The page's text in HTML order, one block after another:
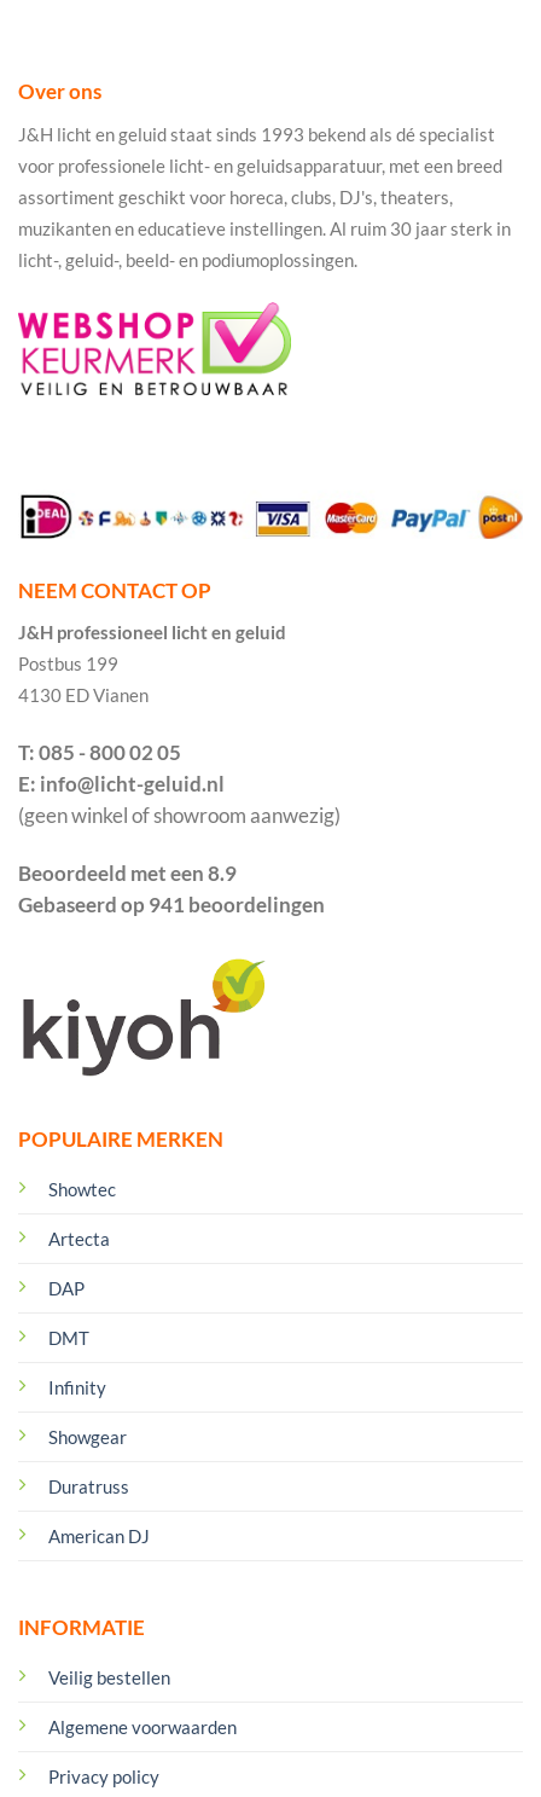
Over ons
J&H licht en geluid staat sinds 1993 bekend als dé specialist
voor professionele licht- en geluidsapparatuur, met een breed
assortiment geschikt voor horeca, clubs, DJ's, theaters,
muzikanten en educatieve instellingen. Al ruim 30 jaar sterk in
licht-, geluid-, beeld- en podiumoplossingen.
POPULAIRE MERKEN
Showtec
Artecta
DAP
DMT
Infinity
Showgear
Duratruss
American DJ
INFORMATIE
Veilig bestellen
Algemene voorwaarden
Privacy policy
NEEM CONTACT OP
J&H professioneel licht en geluid
Postbus 199
4130 ED Vianen
T: 085 - 800 02 05
E: info@licht-geluid.nl
(geen winkel of showroom aanwezig)
Beoordeeld met een 8.9
Gebaseerd op 941 beoordelingen